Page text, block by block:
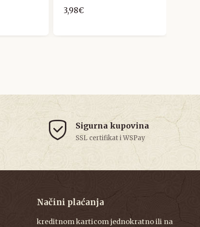
3,98€
Sigurna kupovina
SSL certifikat i WSPay
Načini plaćanja
kreditnom karticom jednokratno ili na